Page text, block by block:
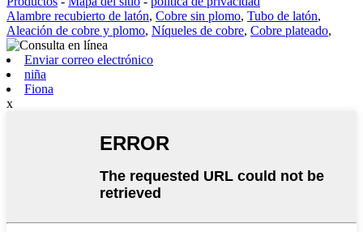
Alambre recubierto de latón, Cobre sin plomo, Tubo de latón,
Aleación de cobre y plomo, Níqueles de cobre, Cobre plateado,
Enviar correo electrónico
niña
Fiona
x